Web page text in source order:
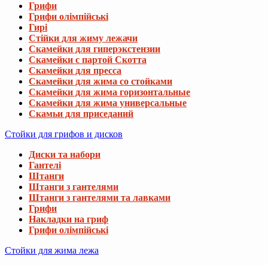
Грифи
Грифи олімпійські
Гирі
Стійки для жиму лежачи
Скамейки для гиперэкстензии
Скамейки с партой Скотта
Скамейки для пресса
Скамейки для жима со стойками
Скамейки для жима горизонтальные
Скамейки для жима универсальные
Скамьи для приседаний
Стойки для грифов и дисков
Диски та набори
Гантелі
Штанги
Штанги з гантелями
Штанги з гантелями та лавками
Грифи
Накладки на гриф
Грифи олімпійські
Стойки для жима лежа